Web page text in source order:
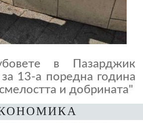
в Пазарджик
за 13-а поредна година
и добрината"